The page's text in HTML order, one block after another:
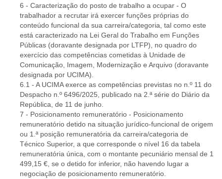
6 - Caracterização do posto de trabalho a ocupar - O
trabalhador a recrutar irá exercer funções próprias do
conteúdo funcional da sua carreira/categoria, tal como este
está caracterizado na Lei Geral do Trabalho em Funções
Públicas (doravante designada por LTFP), no quadro do
exercício das competências cometidas à Unidade de
Comunicação, Imagem, Modernização e Arquivo (doravante
designada por UCIMA).
6.1 - A UCIMA exerce as competências previstas no n.º 11 do
Despacho n.º 6496/2025, publicado na 2.ª série do Diário da
República, de 11 de junho.
7 - Posicionamento remuneratório - Posicionamento
remuneratório detido na situação jurídico-funcional de origem
ou 1.ª posição remuneratória da carreira/categoria de
Técnico Superior, a que corresponde o nível 16 da tabela
remuneratória única, com o montante pecuniário mensal de 1
499,15 €, se o detido for inferior, não havendo lugar a
negociação de posicionamento remuneratório.